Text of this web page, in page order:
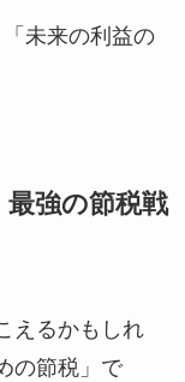
未来の利益の
強の節税戦
えるかもしれ
の節税」で